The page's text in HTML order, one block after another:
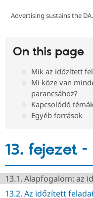
Support Drupal
Get Started
Advertising sustains the
On this page
Mik az időzített
Mi köze van
parancsához?
Kapcsolódó
Egyéb források
13. fejezet
13.1. Alapfogalom: az
13.2. Az időzített